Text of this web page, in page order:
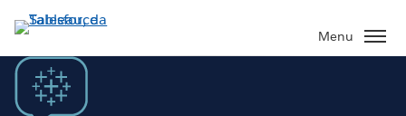
Pular
para
o
conteúdo
principal
Menu